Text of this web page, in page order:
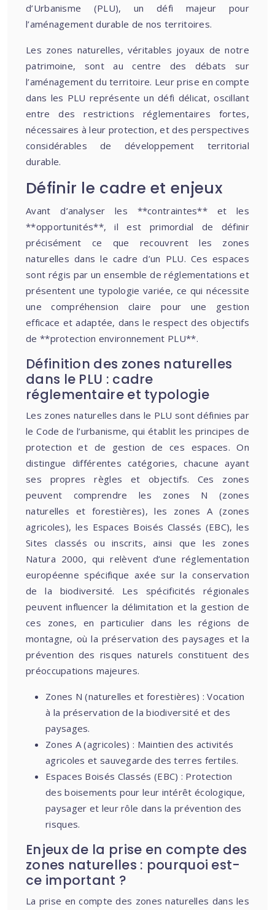
d’Urbanisme (PLU), un défi majeur pour
l’aménagement durable de nos territoires.
Les zones naturelles, véritables joyaux de notre
patrimoine, sont au centre des débats sur
l’aménagement du territoire. Leur prise en compte
dans les PLU représente un défi délicat, oscillant
entre des restrictions réglementaires fortes,
nécessaires à leur protection, et des perspectives
considérables de développement territorial
durable.
Définir le cadre et enjeux
Avant d’analyser les **contraintes** et les
**opportunités**, il est primordial de définir
précisément ce que recouvrent les zones
naturelles dans le cadre d’un PLU. Ces espaces
sont régis par un ensemble de réglementations et
présentent une typologie variée, ce qui nécessite
une compréhension claire pour une gestion
efficace et adaptée, dans le respect des objectifs
de **protection environnement PLU**.
Définition des zones naturelles
dans le PLU : cadre
réglementaire et typologie
Les zones naturelles dans le PLU sont définies par
le Code de l’urbanisme, qui établit les principes de
protection et de gestion de ces espaces. On
distingue différentes catégories, chacune ayant
ses propres règles et objectifs. Ces zones
peuvent comprendre les zones N (zones
naturelles et forestières), les zones A (zones
agricoles), les Espaces Boisés Classés (EBC), les
Sites classés ou inscrits, ainsi que les zones
Natura 2000, qui relèvent d’une réglementation
européenne spécifique axée sur la conservation
de la biodiversité. Les spécificités régionales
peuvent influencer la délimitation et la gestion de
ces zones, en particulier dans les régions de
montagne, où la préservation des paysages et la
prévention des risques naturels constituent des
préoccupations majeures.
Zones N (naturelles et forestières) : Vocation
à la préservation de la biodiversité et des
paysages.
Zones A (agricoles) : Maintien des activités
agricoles et sauvegarde des terres fertiles.
Espaces Boisés Classés (EBC) : Protection
des boisements pour leur intérêt écologique,
paysager et leur rôle dans la prévention des
risques.
Enjeux de la prise en compte des
zones naturelles : pourquoi est-
ce important ?
La prise en compte des zones naturelles dans les